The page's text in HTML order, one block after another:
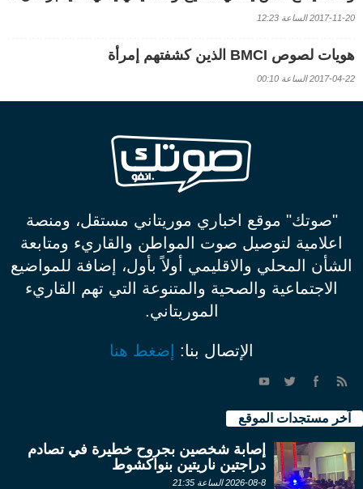
2017-11-20 الساعة 12:23
هويات لصوص BMCI الذين كشفتهم إمرأة
2017-04-22 الساعة 00:10
"صوتك" موقع اخباري موريتاني مستقل، ومنصة
اعلامية لتوصيل صوت المواطن والقاريء ومتابعة
الشأن المحلي والاقليمي أولاً بأول، إضافة للمواضيع
الاجتماعية والصحية والمتنوعة التي تهم القاريء
الموريتاني.
الإتصال بنا: إضغط هنا
آخر مستجدات الموقع
إصابة شخصين بجروح خطيرة في تصادم
دراجتين ناريتين بنواكشوط
2026-08-8 الساعة 21:35